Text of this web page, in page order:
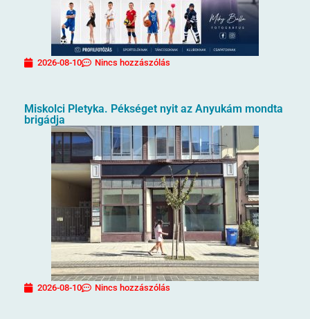
2026-08-10 Nincs hozzászólás
Miskolci Pletyka. Pékséget nyit az Anyukám mondta
brigádja
2026-08-10 Nincs hozzászólás